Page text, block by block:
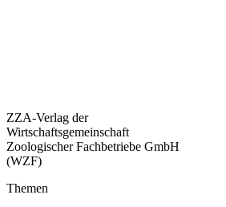
ZZA-Verlag der
Wirtschaftsgemeinschaft
Zoologischer Fachbetriebe GmbH
(WZF)
Themen